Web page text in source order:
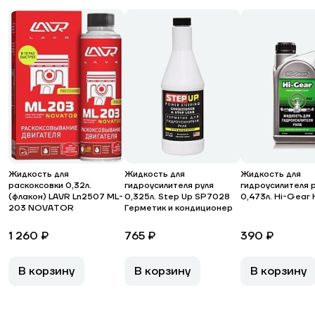
Жидкость для
раскоксовки 0,32л.
(флакон) LAVR Ln2507 ML-
203 NOVATOR
1 260 ₽
В корзину
Жидкость для
гидроусилителя руля
0,325л. Step Up SP7028
Герметик и кондиционер
765 ₽
В корзину
Жидкость для
гидроусилителя
0,473л. Hi-Gear
390 ₽
В корзину